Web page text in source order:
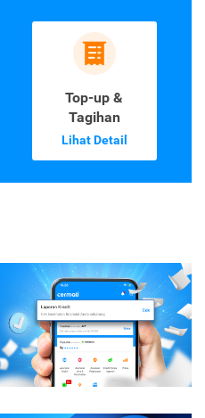
Top-up &
Tagihan
Lihat Detail